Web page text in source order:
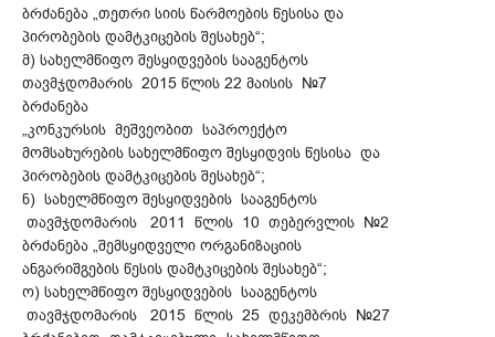
ბრძანება „თეთრი სიის წარმოების წესისა და
პირობების დამტკიცების შესახებ“;
მ) სახელმწიფო შესყიდვების სააგენტოს
თავმჯდომარის 2015 წლის 22 მაისის №7
ბრძანება
„კონკურსის მეშვეობით საპროექტო
მომსახურების სახელმწიფო შესყიდვის წესისა და
პირობების დამტკიცების შესახებ“;
ნ) სახელმწიფო შესყიდვების სააგენტოს
თავმჯდომარის 2011 წლის 10 თებერვლის №2
ბრძანება „შემსყიდველი ორგანიზაციის
ანგარიშგების წესის დამტკიცების შესახებ“;
ო) სახელმწიფო შესყიდვების სააგენტოს
თავმჯდომარის 2015 წლის 25 დეკემბრის №27